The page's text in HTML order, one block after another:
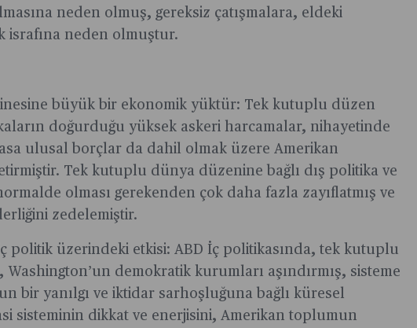
neden olmuş, gereksiz çatışmalara, eldeki
israfına neden olmuştur.
büyük bir ekonomik yüktür: Tek kutuplu düzen
doğurduğu yüksek askeri harcamalar, nihayetinde
ulusal borçlar da dahil olmak üzere Amerikan
Tek kutuplu dünya düzenine bağlı dış politika ve
olması gerekenden çok daha fazla zayıflatmış ve
zedelemiştir.
üzerindeki etkisi: ABD İç politikasında, tek kutuplu
demokratik kurumları aşındırmış, sisteme
bir yanılgı ve iktidar sarhoşluğuna bağlı küresel
sisteminin dikkat ve enerjisini, Amerikan toplumun